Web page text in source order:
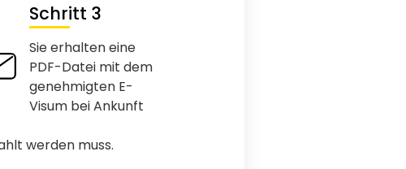
Schritt 3
Sie erhalten eine
PDF-Datei mit dem
genehmigten E-
Visum bei Ankunft
werden muss.